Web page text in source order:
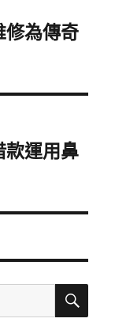
修為傳奇
款運用鼻
搜